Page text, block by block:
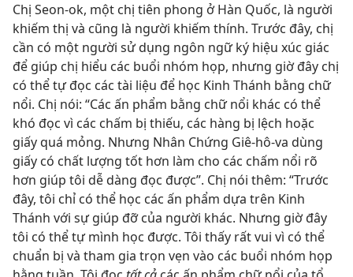
Chị Seon-ok, một chị tiên phong ở Hàn Quốc, là người
khiếm thị và cũng là người khiếm thính. Trước đây, chị
cần có một người sử dụng ngôn ngữ ký hiệu xúc giác
để giúp chị hiểu các buổi nhóm họp, nhưng giờ đây chị
có thể tự đọc các tài liệu để học Kinh Thánh bằng chữ
nổi. Chị nói: “Các ấn phẩm bằng chữ nổi khác có thể
khó đọc vì các chấm bị thiếu, các hàng bị lệch hoặc
giấy quá mỏng. Nhưng Nhân Chứng Giê-hô-va dùng
giấy có chất lượng tốt hơn làm cho các chấm nổi rõ
hơn giúp tôi dễ dàng đọc được”. Chị nói thêm: “Trước
đây, tôi chỉ có thể học các ấn phẩm dựa trên Kinh
Thánh với sự giúp đỡ của người khác. Nhưng giờ đây
tôi có thể tự mình học được. Tôi thấy rất vui vì có thể
chuẩn bị và tham gia trọn vẹn vào các buổi nhóm họp